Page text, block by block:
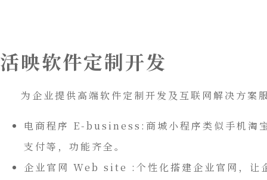
活映软件定制开发
为企业提供高端软件定制开发及互联网解决方案
电商程序 E-business:商城小程序类似手机淘
支付等，功能齐全。
企业官网 Web site :个性化搭建企业官网，让